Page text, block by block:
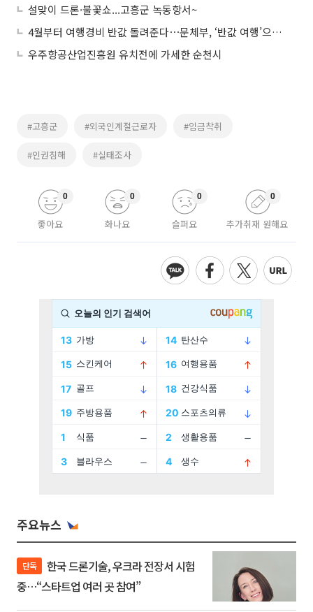
설맞이 드론·불꽃쇼...고흥군 녹동항서~
4월부터 여행경비 반값 돌려준다⋯문체부, ‘반값 여행’으로 지역에 활력
우주항공산업진흥원 유치전에 가세한 순천시
#고흥군 #외국인계절근로자 #임금착취
#인권침해 #실태조사
좋아요
0
화나요
0
슬퍼요
0
추가취재 원해요
0
주요뉴스
단독
중…“스타트업 여러 곳 참여”